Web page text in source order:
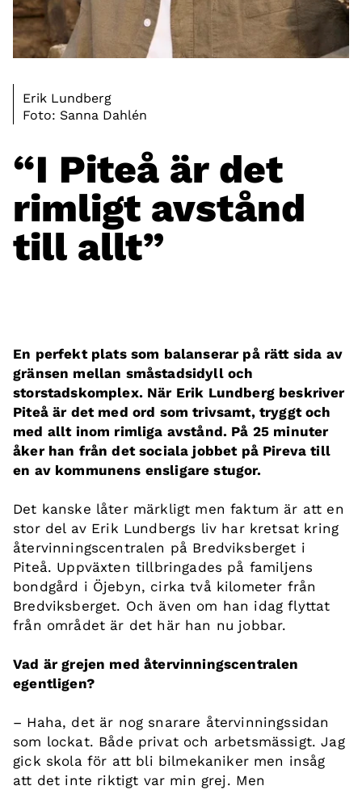
Erik Lundberg
Foto: Sanna Dahlén
“I Piteå är det
rimligt avstånd
till allt”
En perfekt plats som balanserar på rätt sida av
gränsen mellan småstadsidyll och
storstadskomplex. När Erik Lundberg beskriver
Piteå är det med ord som trivsamt, tryggt och
med allt inom rimliga avstånd. På 25 minuter
åker han från det sociala jobbet på Pireva till
en av kommunens ensligare stugor.
Det kanske låter märkligt men faktum är att en
stor del av Erik Lundbergs liv har kretsat kring
återvinningscentralen på Bredviksberget i
Piteå. Uppväxten tillbringades på familjens
bondgård i Öjebyn, cirka två kilometer från
Bredviksberget. Och även om han idag flyttat
från området är det här han nu jobbar.
Vad är grejen med återvinningscentralen
egentligen?
– Haha, det är nog snarare återvinningssidan
som lockat. Både privat och arbetsmässigt. Jag
gick skola för att bli bilmekaniker men insåg
att det inte riktigt var min grej. Men